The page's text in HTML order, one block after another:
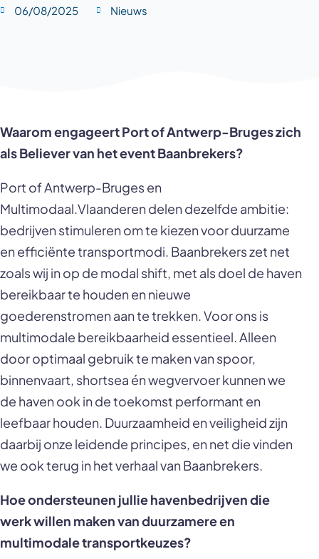
06/08/2025 Nieuws
Waarom engageert Port of Antwerp-Bruges zich
als Believer van het event Baanbrekers?
Port of Antwerp-Bruges en
Multimodaal.Vlaanderen delen dezelfde ambitie:
bedrijven stimuleren om te kiezen voor duurzame
en efficiënte transportmodi. Baanbrekers zet net
zoals wij in op de modal shift, met als doel de haven
bereikbaar te houden en nieuwe
goederenstromen aan te trekken. Voor ons is
multimodale bereikbaarheid essentieel. Alleen
door optimaal gebruik te maken van spoor,
binnenvaart, shortsea én wegvervoer kunnen we
de haven ook in de toekomst performant en
leefbaar houden. Duurzaamheid en veiligheid zijn
daarbij onze leidende principes, en net die vinden
we ook terug in het verhaal van Baanbrekers.
Hoe ondersteunen jullie havenbedrijven die
werk willen maken van duurzamere en
multimodale transportkeuzes?